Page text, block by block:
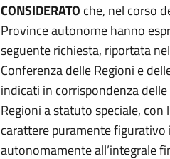
CONSIDERATO che, nel corso
Province autonome hanno
seguente richiesta, riportata
Conferenza delle Regioni e
indicati in corrispondenza
Regioni a statuto speciale, con
carattere puramente
autonomamente all’integrale